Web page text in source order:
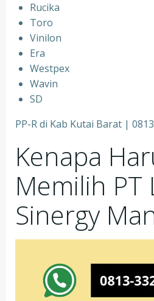
Rucika
⁠Toro
⁠Vinilon
⁠Era
⁠Westpex
⁠Wavin
⁠SD
PP-R di Kab Kutai Barat |
Kenapa
Memilih PT
Sinergy